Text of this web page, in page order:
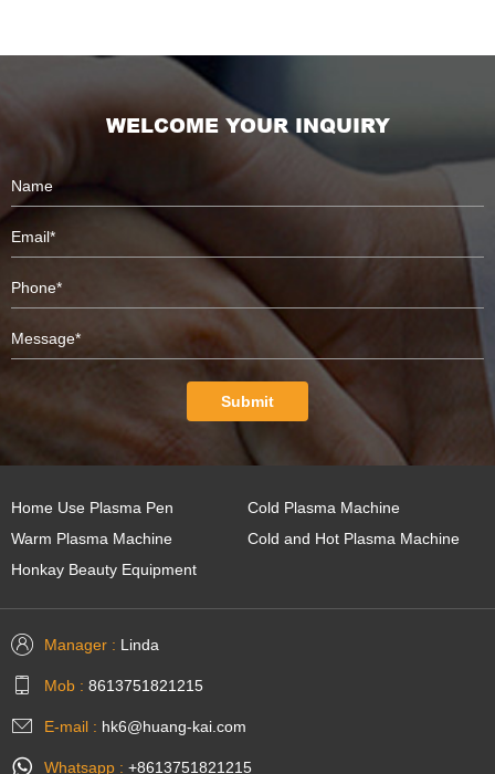
WELCOME YOUR INQUIRY
Submit
Home Use Plasma Pen
Cold Plasma Machine
Warm Plasma Machine
Cold and Hot Plasma Machine
Honkay Beauty Equipment
Manager : Linda
Mob : 8613751821215
E-mail : hk6@huang-kai.com
Whatsapp : +8613751821215